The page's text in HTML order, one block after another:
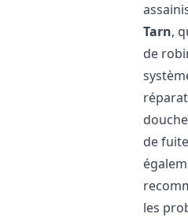
Tarn,
de
de
les